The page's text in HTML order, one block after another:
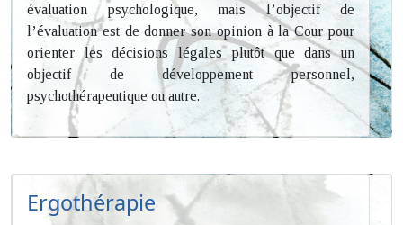
évaluation psychologique, mais l’objectif de
l’évaluation est de donner son opinion à la Cour pour
orienter les décisions légales plutôt que dans un
objectif de développement personnel,
psychothérapeutique ou autre.
Ergothérapie